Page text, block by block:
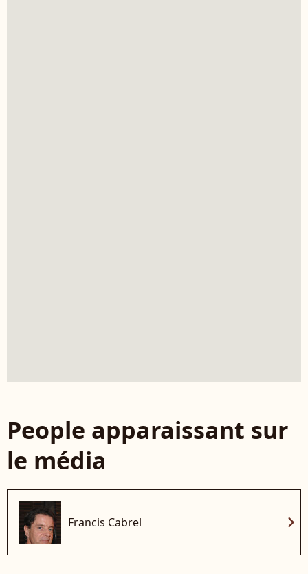
People apparaissant sur
le média
Francis Cabrel chevron_right